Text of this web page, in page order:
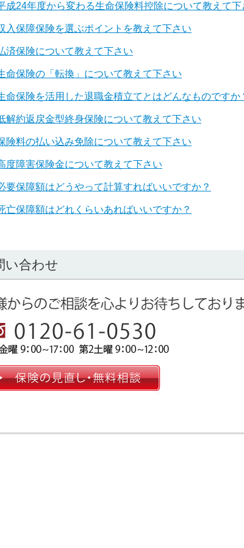
成24年度から変わる生命保険料控除について教えて下
入保障保険を選ぶポイントを教えて下さい
済保険について教えて下さい
命保険の「転換」について教えて下さい
命保険を活用した退職金積立てとはどんなものですか
解約返戻金型終身保険について教えて下さい
険料の払い込み免除について教えて下さい
度障害保険金について教えて下さい
要保障額はどうやって計算すればいいですか？
亡保障額はどれくらいあればいいですか？
い合わせ